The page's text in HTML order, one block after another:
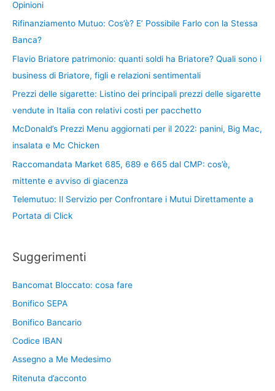
Opinioni
Rifinanziamento Mutuo: Cos’è? E’ Possibile Farlo con la Stessa
Banca?
Flavio Briatore patrimonio: quanti soldi ha Briatore? Quali sono i
business di Briatore, figli e relazioni sentimentali
Prezzi delle sigarette: Listino dei principali prezzi delle sigarette
vendute in Italia con relativi costi per pacchetto
McDonald’s Prezzi Menu aggiornati per il 2022: panini, Big Mac,
insalata e Mc Chicken
Raccomandata Market 685, 689 e 665 dal CMP: cos’è,
mittente e avviso di giacenza
Telemutuo: Il Servizio per Confrontare i Mutui Direttamente a
Portata di Click
Suggerimenti
Bancomat Bloccato: cosa fare
Bonifico SEPA
Bonifico Bancario
Codice IBAN
Assegno a Me Medesimo
Ritenuta d’acconto